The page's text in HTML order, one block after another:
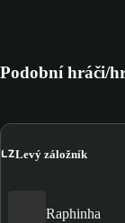
Podobní hráči/
LZLevý záložník
Raphinha